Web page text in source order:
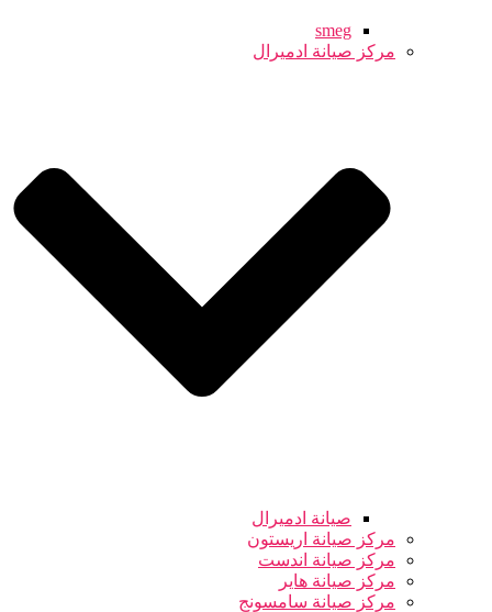
smeg
مركز صيانة ادميرال
صيانة ادميرال
مركز صيانة اريستون
مركز صيانة اندست
مركز صيانة هاير
مركز صيانة سامسونج